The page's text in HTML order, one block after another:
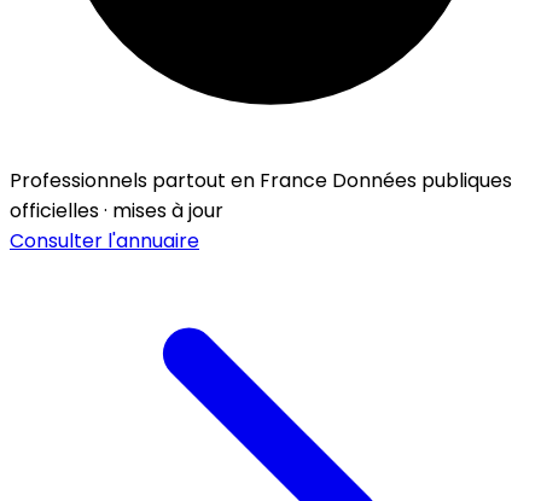
Professionnels partout en France Données publiques
officielles · mises à jour
Consulter l'annuaire